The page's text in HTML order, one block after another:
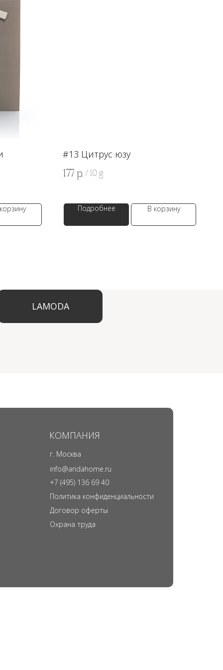
#13 Цитрус юзу
177 р. / 10 g
Подробнее В корзину
КОМПАНИЯ
г. Москва
info@aridahome.ru
+7 (495) 136 69 40
Политика конфиденциальности
Договор оферты
Охрана труда